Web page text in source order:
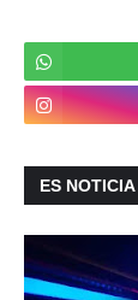
ES NOTICIA